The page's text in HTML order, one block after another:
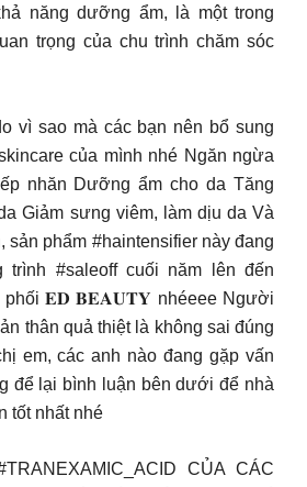
năng dưỡng ẩm, là một trong
trọng của chu trình chăm sóc
vì sao mà các bạn nên bổ sung
của mình nhé Ngăn ngừa
nhăn Dưỡng ẩm cho da Tăng
Giảm sưng viêm, làm dịu da Và
sản phẩm #haintensifier này đang
trình #saleoff cuối năm lên đến
phối 𝐄𝐃 𝐁𝐄𝐀𝐔𝐓𝐘 nhéeee Người
thân quả thiệt là không sai đúng
em, các anh nào đang gặp vấn
để lại bình luận bên dưới để nhà
nhất nhé
CỦA CÁC